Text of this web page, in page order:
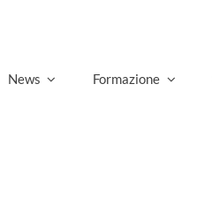
News Formazione